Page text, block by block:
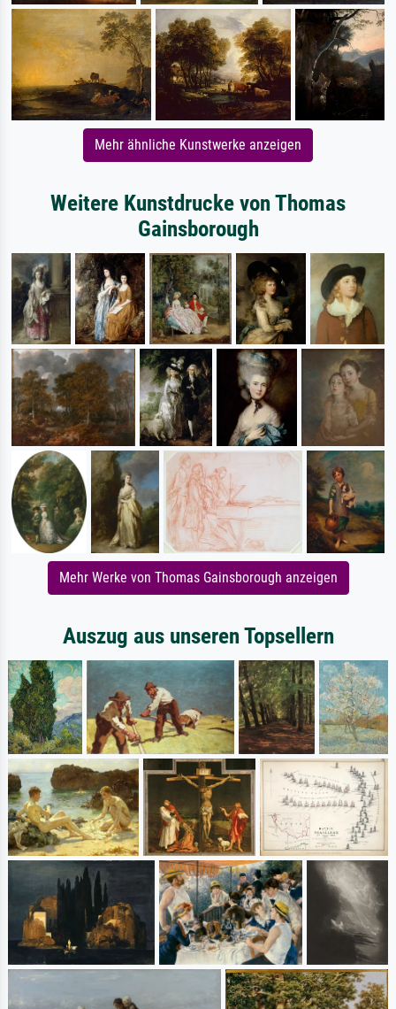
Mehr ähnliche Kunstwerke anzeigen
Weitere Kunstdrucke von Thomas
Gainsborough
Mehr Werke von Thomas Gainsborough anzeigen
Auszug aus unseren Topsellern